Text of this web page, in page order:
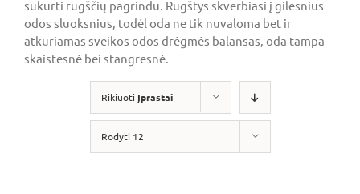
sukurti rūgščių pagrindu. Rūgštys skverbiasi į gilesnius
odos sluoksnius, todėl oda ne tik nuvaloma bet ir
atkuriamas sveikos odos drėgmės balansas, oda tampa
skaistesnė bei stangresnė.
Rikiuoti Įprastai
Rodyti 12